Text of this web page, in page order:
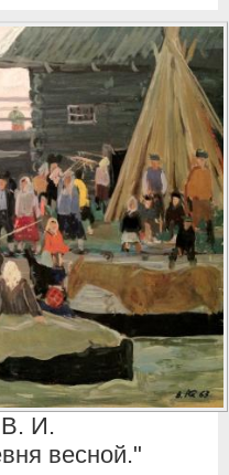
И.
весной."